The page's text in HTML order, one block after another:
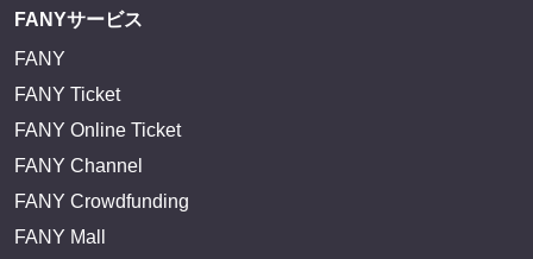
FANYサービス
FANY
FANY Ticket
FANY Online Ticket
FANY Channel
FANY Crowdfunding
FANY Mall